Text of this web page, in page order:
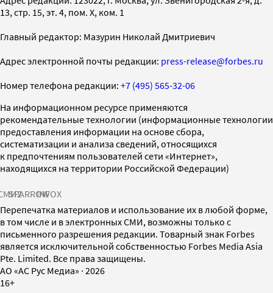
13, стр. 15, эт. 4, пом. X, ком. 1
Главный редактор: Мазурин Николай Дмитриевич
Адрес электронной почты редакции: press-release@forbes.ru
Номер телефона редакции: +7 (495) 565-32-06
На информационном ресурсе применяются
рекомендательные технологии (информационные технологии
предоставления информации на основе сбора,
систематизации и анализа сведений, относящихся
к предпочтениям пользователей сети «Интернет»,
находящихся на территории Российской Федерации)
SPARROWINFOX
Перепечатка материалов и использование их в любой форме,
в том числе и в электронных СМИ, возможны только с
письменного разрешения редакции. Товарный знак Forbes
является исключительной собственностью Forbes Media Asia
Pte. Limited. Все права защищены.
AO «АС Рус Медиа» · 2026
16+